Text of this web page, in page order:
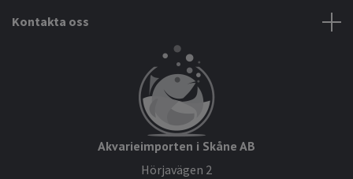
Kontakta oss
Akvarieimporten i Skåne AB
Hörjavägen 2